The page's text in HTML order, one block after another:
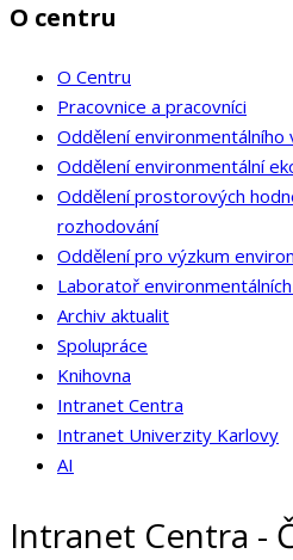
O centru
O Centru
Pracovnice a pracovníci
Oddělení environmentálního
Oddělení environmentální
Oddělení prostorových
rozhodování
Oddělení pro výzkum
Laboratoř
Archiv aktualit
Spolupráce
Knihovna
Intranet Centra
Intranet Univerzity Karlovy
AI
Intranet Centra -